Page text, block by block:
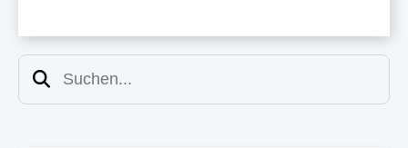
Suchen